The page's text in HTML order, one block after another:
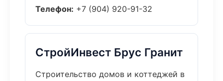
Телефон: +7 (904) 920-91-32
СтройИнвест Брус Гранит
Строительство домов и коттеджей в